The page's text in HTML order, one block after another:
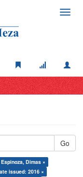
Go
Dimas ×
issued: 2016 ×